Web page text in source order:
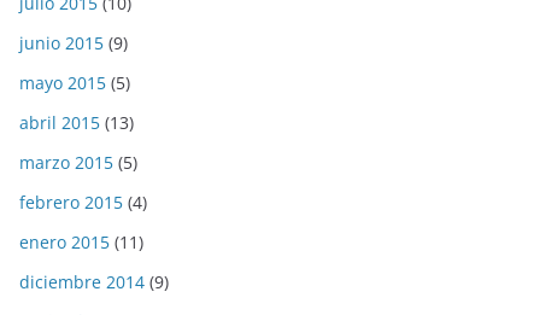
junio 2015 (9)
mayo 2015 (5)
abril 2015 (13)
marzo 2015 (5)
febrero 2015 (4)
enero 2015 (11)
diciembre 2014 (9)